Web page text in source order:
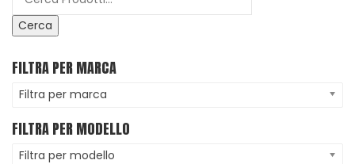
Cerca
FILTRA PER MARCA
Filtra per marca
FILTRA PER MODELLO
Filtra per modello